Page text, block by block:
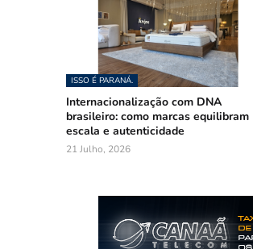
ISSO É PARANÁ.
Internacionalização com DNA
brasileiro: como marcas equilibram
escala e autenticidade
21 Julho, 2026